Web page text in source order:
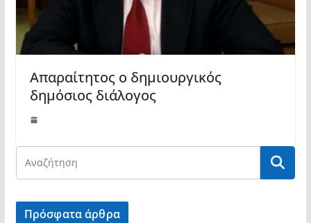
Απαραίτητος ο δημιουργικός
δημόσιος διάλογος
Πρόσφατα άρθρα